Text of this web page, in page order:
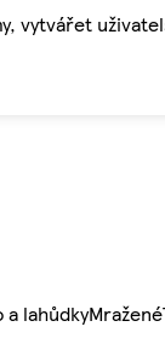
vytvářet
a lahůdkyMražené